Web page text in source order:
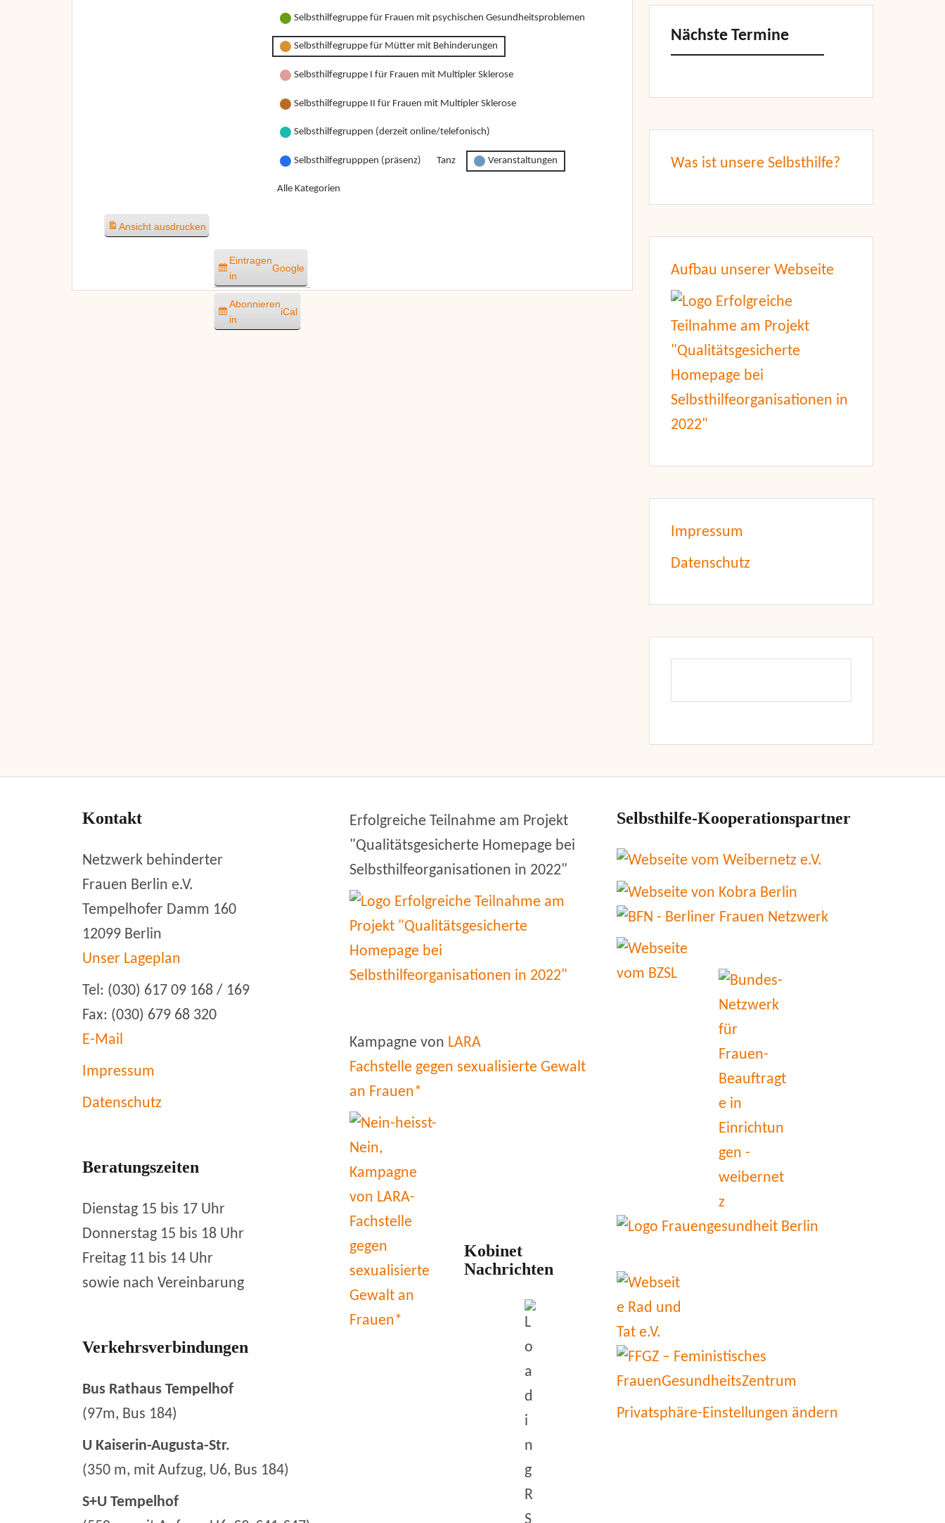
Selbsthilfegruppe für Frauen mit psychischen Gesundheitsproblemen
Selbsthilfegruppe für Mütter mit Behinderungen
Selbsthilfegruppe I für Frauen mit Multipler Sklerose
Selbsthilfegruppe II für Frauen mit Multipler Sklerose
Selbsthilfegruppen (derzeit online/telefonisch)
Selbsthilfegrupppen (präsenz) Tanz Veranstaltungen
Alle Kategorien
Ansicht ausdrucken
Eintragen
in
Google
Abonnieren
in
iCal
Nächste Termine
Was ist unsere Selbsthilfe?
Aufbau unserer Webseite
Impressum
Datenschutz
Kontakt
Netzwerk behinderter
Frauen Berlin e.V.
Tempelhofer Damm 160
12099 Berlin
Unser Lageplan
Tel: (030) 617 09 168 / 169
Fax: (030) 679 68 320
E-Mail
Impressum
Datenschutz
Beratungszeiten
Dienstag 15 bis 17 Uhr
Donnerstag 15 bis 18 Uhr
Freitag 11 bis 14 Uhr
sowie nach Vereinbarung
Verkehrsverbindungen
Bus Rathaus Tempelhof
(97m, Bus 184)
U Kaiserin-Augusta-Str.
(350 m, mit Aufzug, U6, Bus 184)
S+U Tempelhof
Erfolgreiche Teilnahme am Projekt
"Qualitätsgesicherte Homepage bei
Selbsthilfeorganisationen in 2022"
Kampagne von LARA
Fachstelle gegen sexualisierte Gewalt
an Frauen*
Kobinet
Nachrichten
Selbsthilfe-Kooperationspartner
Privatsphäre-Einstellungen ändern